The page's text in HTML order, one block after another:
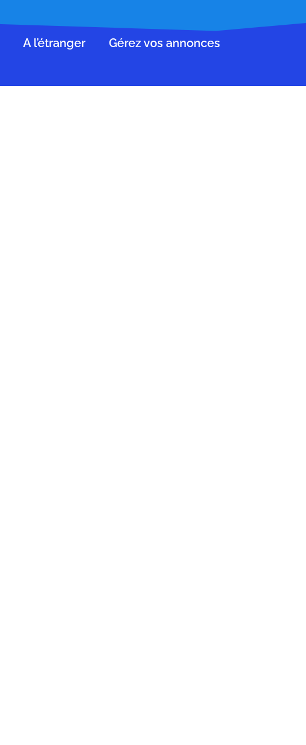
A l’étranger Gérez vos annonces